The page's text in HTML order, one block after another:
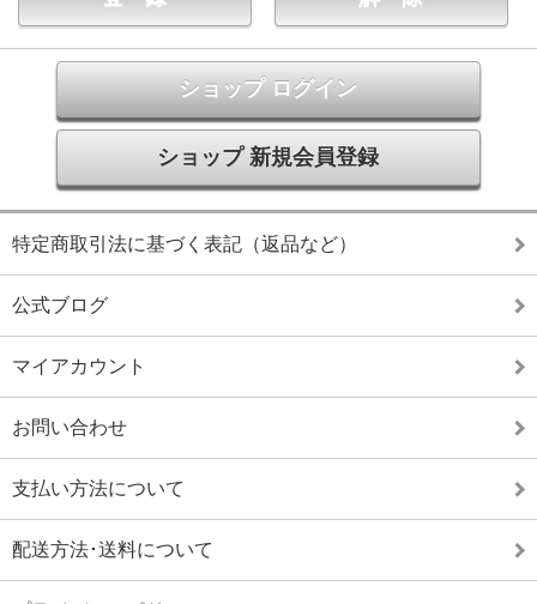
ショップ ログイン
ショップ 新規会員登録
特定商取引法に基づく表記（返品など）
公式ブログ
マイアカウント
お問い合わせ
支払い方法について
配送方法･送料について